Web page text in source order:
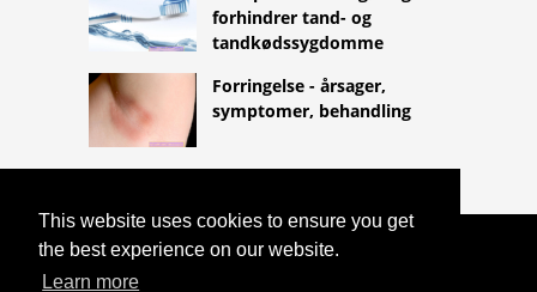
This website uses cookies to ensure you get
the best experience on our website.
Learn more
forhindrer tand- og
tandkødssygdomme
Forringelse - årsager,
symptomer, behandling
COPYRIGHT 2026
HTTPS://LIFESTYLEMED.NET